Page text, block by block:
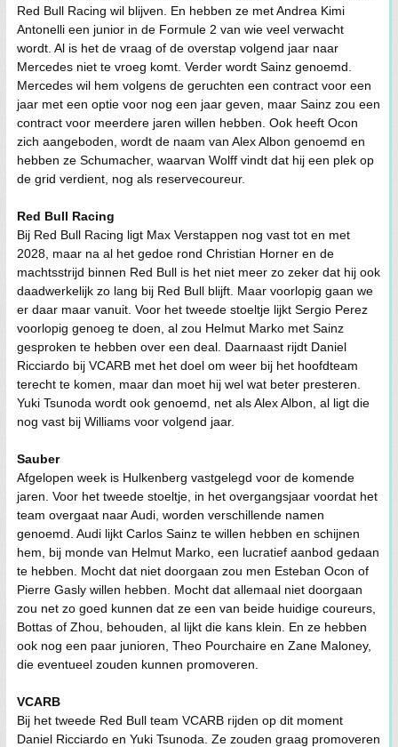
Red Bull Racing wil blijven. En hebben ze met Andrea Kimi
Antonelli een junior in de Formule 2 van wie veel verwacht
wordt. Al is het de vraag of de overstap volgend jaar naar
Mercedes niet te vroeg komt. Verder wordt Sainz genoemd.
Mercedes wil hem volgens de geruchten een contract voor een
jaar met een optie voor nog een jaar geven, maar Sainz zou een
contract voor meerdere jaren willen hebben. Ook heeft Ocon
zich aangeboden, wordt de naam van Alex Albon genoemd en
hebben ze Schumacher, waarvan Wolff vindt dat hij een plek op
de grid verdient, nog als reservecoureur.
Red Bull Racing
Bij Red Bull Racing ligt Max Verstappen nog vast tot en met
2028, maar na al het gedoe rond Christian Horner en de
machtsstrijd binnen Red Bull is het niet meer zo zeker dat hij ook
daadwerkelijk zo lang bij Red Bull blijft. Maar voorlopig gaan we
er daar maar vanuit. Voor het tweede stoeltje lijkt Sergio Perez
voorlopig genoeg te doen, al zou Helmut Marko met Sainz
gesproken te hebben over een deal. Daarnaast rijdt Daniel
Ricciardo bij VCARB met het doel om weer bij het hoofdteam
terecht te komen, maar dan moet hij wel wat beter presteren.
Yuki Tsunoda wordt ook genoemd, net als Alex Albon, al ligt die
nog vast bij Williams voor volgend jaar.
Sauber
Afgelopen week is Hulkenberg vastgelegd voor de komende
jaren. Voor het tweede stoeltje, in het overgangsjaar voordat het
team overgaat naar Audi, worden verschillende namen
genoemd. Audi lijkt Carlos Sainz te willen hebben en schijnen
hem, bij monde van Helmut Marko, een lucratief aanbod gedaan
te hebben. Mocht dat niet doorgaan zou men Esteban Ocon of
Pierre Gasly willen hebben. Mocht dat allemaal niet doorgaan
zou net zo goed kunnen dat ze een van beide huidige coureurs,
Bottas of Zhou, behouden, al lijkt die kans klein. En ze hebben
ook nog een paar junioren, Theo Pourchaire en Zane Maloney,
die eventueel zouden kunnen promoveren.
VCARB
Bij het tweede Red Bull team VCARB rijden op dit moment
Daniel Ricciardo en Yuki Tsunoda. Ze zouden graag promoveren